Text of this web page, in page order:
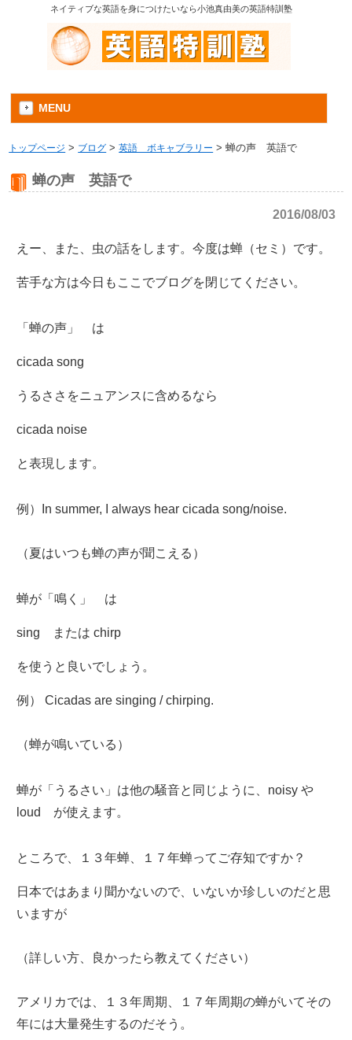
ネイティブな英語を身につけたいなら小池真由美の英語特訓塾
MENU
トップページ > ブログ >英語 ボキャブラリー >蝉の声 英語で
蝉の声 英語で
2016/08/03
えー、また、虫の話をします。今度は蝉（セミ）です。
苦手な方は今日もここでブログを閉じてください。
「蝉の声」 は
cicada song
うるささをニュアンスに含めるなら
cicada noise
と表現します。
例）In summer, I always hear cicada song/noise.
（夏はいつも蝉の声が聞こえる）
蝉が「鳴く」 は
sing または chirp
を使うと良いでしょう。
例） Cicadas are singing / chirping.
（蝉が鳴いている）
蝉が「うるさい」は他の騒音と同じように、noisy や
loud が使えます。
ところで、１３年蝉、１７年蝉ってご存知ですか？
日本ではあまり聞かないので、いないか珍しいのだと思
いますが
（詳しい方、良かったら教えてください）
アメリカでは、１３年周期、１７年周期の蝉がいてその
年には大量発生するのだそう。